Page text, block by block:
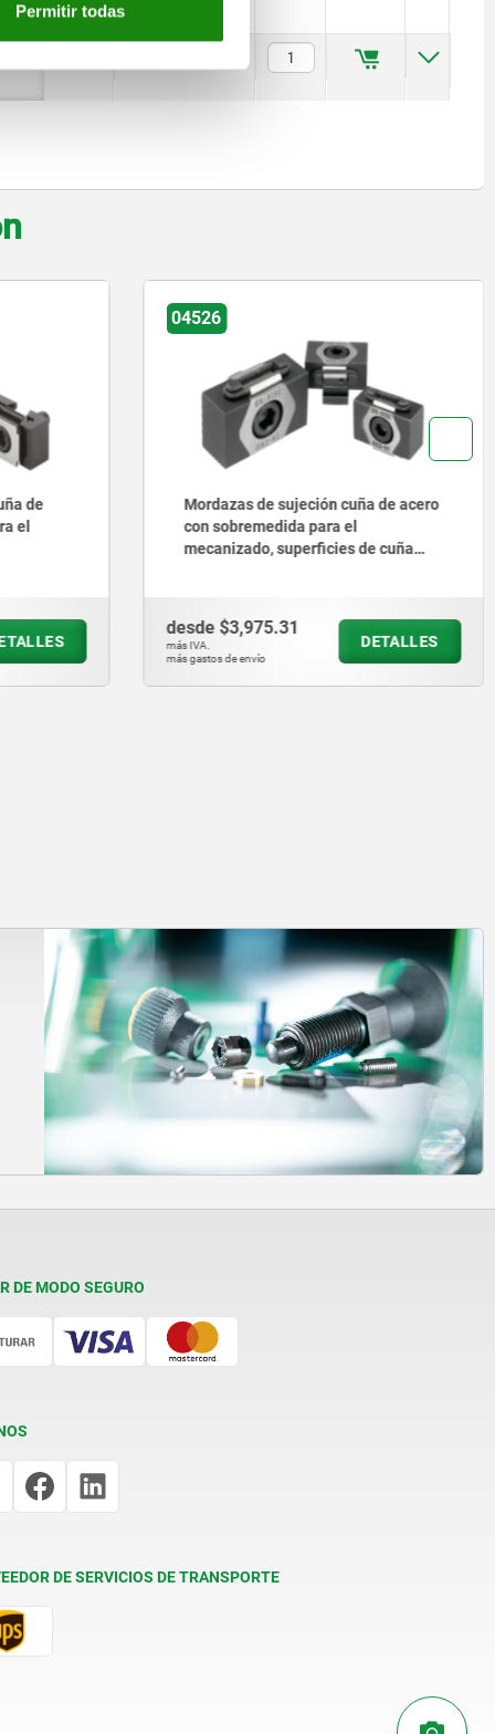
Permitir todas
acero
04524
Mordazas de sujeción para
superficies de sujeción lisas o
acanaladas
desde $2,855.59
más IVA.
más gastos de envío
DETALLES
DE MODO SEGURO
DE SERVICIOS DE TRANSPORTE